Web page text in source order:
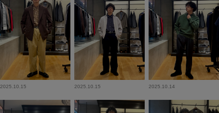
2025.10.15 2025.10.15 2025.10.14